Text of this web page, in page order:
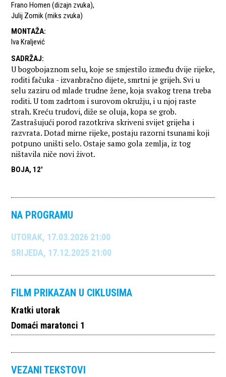
Frano Homen (dizajn zvuka),
Julij Zornik (miks zvuka)
MONTAŽA:
Iva Kraljević
SADRŽAJ:
U bogobojaznom selu, koje se smjestilo između dvije rijeke,
roditi fačuka - izvanbračno dijete, smrtni je grijeh. Svi u
selu zaziru od mlade trudne žene, koja svakog trena treba
roditi. U tom zadrtom i surovom okružju, i u njoj raste
strah. Kreću trudovi, diže se oluja, kopa se grob.
Zastrašujući porod razotkriva skriveni svijet grijeha i
razvrata. Dotad mirne rijeke, postaju razorni tsunami koji
potpuno uništi selo. Ostaje samo gola zemlja, iz tog
ništavila niče novi život.
BOJA, 12'
NA PROGRAMU
UTORAK, 17.03.2026 21:00
SRIJEDA, 17.12.2025 21:00
FILM PRIKAZAN U CIKLUSIMA
Kratki utorak
Domaći maratonci 1
VEZANI TEKSTOVI